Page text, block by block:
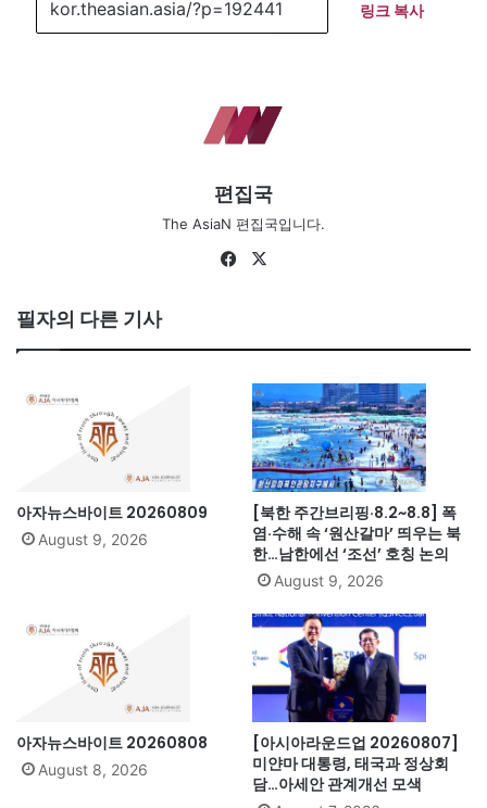
링크 복사
편집국
The AsiaN 편집국입니다.
Fa
필자의 다른 기사
아자뉴스바이트 20260809
August 9, 2026
[북한 주간브리핑·8.2~8.8] 폭
염·수해 속 ‘원산갈마’ 띄우는 북
한…남한에선 ‘조선’ 호칭 논의
August 9, 2026
아자뉴스바이트 20260808
August 8, 2026
[아시아라운드업 20260807]
미얀마 대통령, 태국과 정상회
담…아세안 관계개선 모색